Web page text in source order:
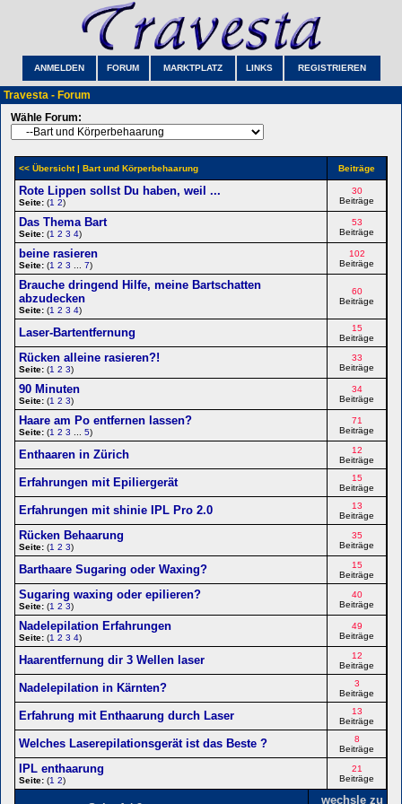
ANMELDEN FORUM MARKTPLATZ LINKS REGISTRIEREN
Travesta - Forum
Wähle Forum:
<< Übersicht| Bart und Körperbehaarung Beiträge
Rote Lippen sollst Du haben, weil ...
Seite: (1 2)
30
Beiträge
Das Thema Bart
Seite: (1 2 3 4)
53
Beiträge
beine rasieren
Seite: (1 2 3 7)
102
Beiträge
Brauche dringend Hilfe, meine Bartschatten
abzudecken
Seite: (1 2 3 4)
60
Beiträge
Laser-Bartentfernung
15
Beiträge
Rücken alleine rasieren?!
Seite: (1 2 3)
33
Beiträge
90 Minuten
Seite: (1 2 3)
34
Beiträge
Haare am Po entfernen lassen?
Seite: (1 2 3 5)
71
Beiträge
Enthaaren in Zürich
12
Beiträge
Erfahrungen mit Epiliergerät
15
Beiträge
Erfahrungen mit shinie IPL Pro 2.0
13
Beiträge
Rücken Behaarung
Seite: (1 2 3)
35
Beiträge
Barthaare Sugaring oder Waxing?
15
Beiträge
Sugaring waxing oder epilieren?
Seite: (1 2 3)
40
Beiträge
Nadelepilation Erfahrungen
Seite: (1 2 3 4)
49
Beiträge
Haarentfernung dir 3 Wellen laser
12
Beiträge
Nadelepilation in Kärnten?
3
Beiträge
Erfahrung mit Enthaarung durch Laser
13
Beiträge
Welches Laserepilationsgerät ist das Beste ?
8
Beiträge
IPL enthaarung
Seite: (1 2)
21
Beiträge
wechsle zu